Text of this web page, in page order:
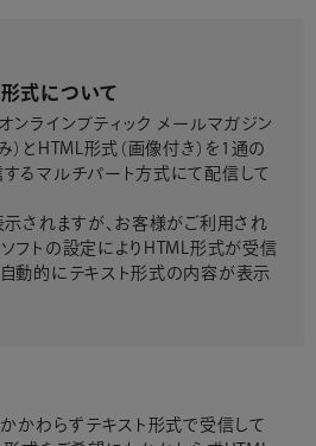
式について
ンラインブティック メールマガジン
）とHTML形式（画像付き）を1通の
るマルチパート方式にて配信して
されますが、お客様がご利用され
フトの設定によりHTML形式が受信
動的にテキスト形式の内容が表示
かわらずテキスト形式で受信して